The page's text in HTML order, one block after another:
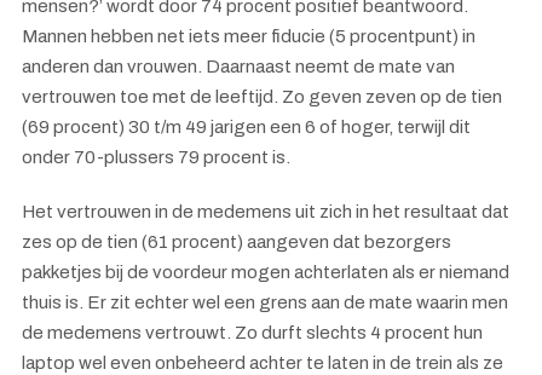
mensen?’ wordt door 74 procent positief beantwoord.
Mannen hebben net iets meer fiducie (5 procentpunt) in
anderen dan vrouwen. Daarnaast neemt de mate van
vertrouwen toe met de leeftijd. Zo geven zeven op de tien
(69 procent) 30 t/m 49 jarigen een 6 of hoger, terwijl dit
onder 70-plussers 79 procent is.
Het vertrouwen in de medemens uit zich in het resultaat dat
zes op de tien (61 procent) aangeven dat bezorgers
pakketjes bij de voordeur mogen achterlaten als er niemand
thuis is. Er zit echter wel een grens aan de mate waarin men
de medemens vertrouwt. Zo durft slechts 4 procent hun
laptop wel even onbeheerd achter te laten in de trein als ze